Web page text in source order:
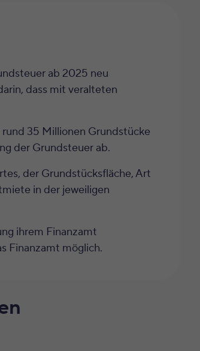
ab 2025 neu
dass mit veralteten
35 Millionen Grundstücke
der Grundsteuer ab.
der Grundstücksfläche, Art
in der jeweiligen
ihrem Finanzamt
Finanzamt möglich.